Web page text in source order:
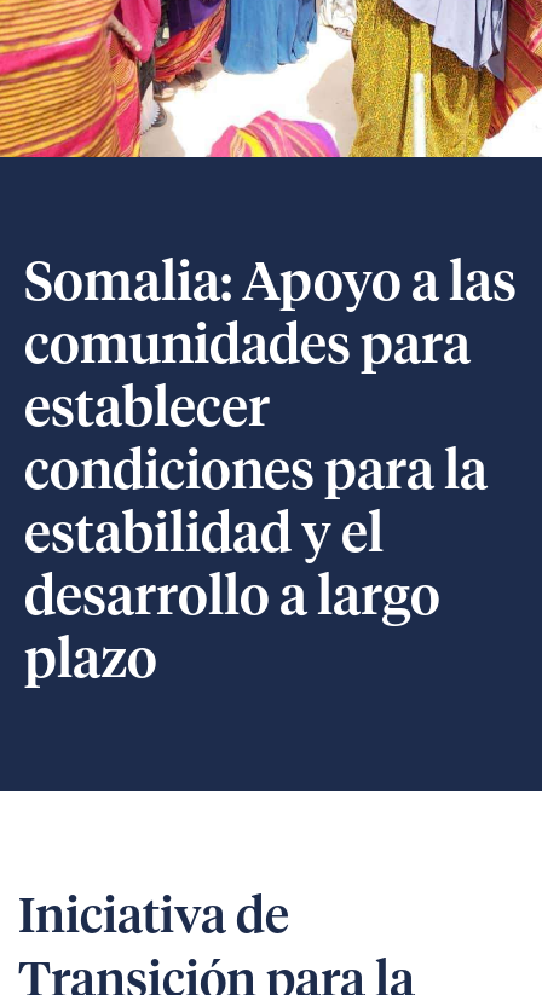
Somalia: Apoyo a las
comunidades para
establecer
condiciones para la
estabilidad y el
desarrollo a largo
plazo
Iniciativa de
Transición para la